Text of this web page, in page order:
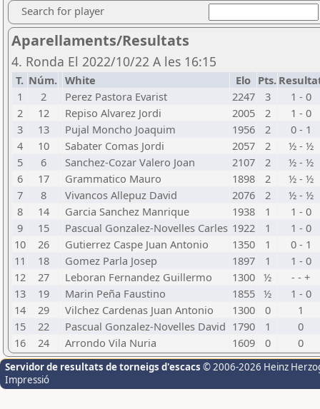
Search for player
Aparellaments/Resultats
4. Ronda El 2022/10/22 A les 16:15
T. Núm. White Elo Pts.
1
2 Perez Pastora Evarist 2247 3
1 - 0
2
12 Repiso Alvarez Jordi 2005 2
1 - 0
3
13 Pujal Moncho Joaquim 1956 2
0 - 1
4
10 Sabater Comas Jordi 2057 2
½ - ½
5
6 Sanchez-Cozar Valero Joan 2107 2
½ - ½
6
17 Grammatico Mauro 1898 2
½ - ½
7
8 Vivancos Allepuz David 2076 2
½ - ½
8
14 Garcia Sanchez Manrique 1938 1
1 - 0
9
15 Pascual Gonzalez-Novelles Carles 1922 1
1 - 0
10
26 Gutierrez Caspe Juan Antonio 1350 1
0 - 1
11
18 Gomez Parla Josep 1897 1
1 - 0
12
27 Leboran Fernandez Guillermo 1300 ½
- - +
13
19 Marin Peña Faustino 1855 ½
1 - 0
14
29 Vilchez Cardenas Juan Antonio 1300 0
1
15
22 Pascual Gonzalez-Novelles David 1790 1
0
16
24 Arrondo Vila Nuria 1609 0 0
Servidor de resultats de torneigs d'escacs © 2006-2026 Heinz
Impressió